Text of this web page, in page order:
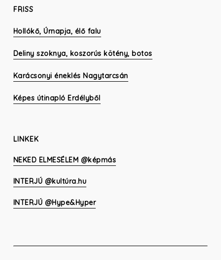
FRISS
Hollókő, Úrnapja, élő falu
Deliny szoknya, koszorús kötény, botos
Karácsonyi éneklés Nagytarcsán
Képes útinapló Erdélyből
LINKEK
NEKED ELMESÉLEM @képmás
INTERJÚ @kultúra.hu
INTERJÚ @Hype&Hyper